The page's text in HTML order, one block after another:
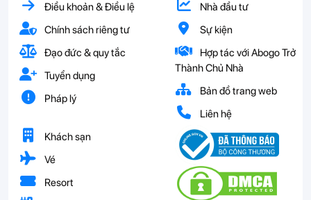
Điều khoản & Điều lệ
Chính sách riêng tư
Đạo đức & quy tắc
Tuyển dụng
Pháp lý
Nhà đầu tư
Sự kiện
Hợp tác với Abogo Trở
Thành Chủ Nhà
Bản đồ trang web
Liên hệ
Khách sạn
Vé
Resort